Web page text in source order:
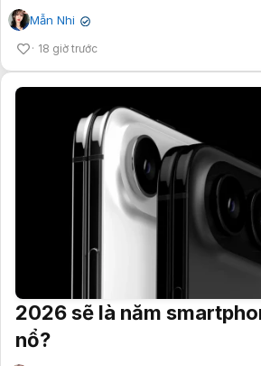
Mẫn Nhi ✔
18 giờ trước
2026 sẽ là năm
nổ?